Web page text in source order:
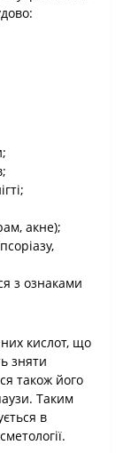
акне);
з ознаками
кислот, що
зняти
також його
Таким
в